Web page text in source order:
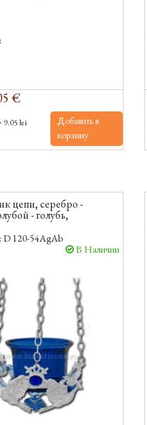
€
9.05 lei
Добавить в
корзину
цепи, серебро -
- голубь,
D 120-54AgAb
В Наличии